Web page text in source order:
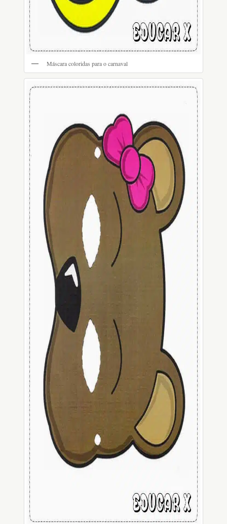
Máscara coloridas para o carnaval